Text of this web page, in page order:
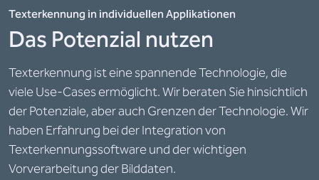
Texterkennung in individuellen Applikationen
Das Potenzial nutzen
Texterkennung ist eine spannende Technologie, die
viele Use-Cases ermöglicht. Wir beraten Sie hinsichtlich
der Potenziale, aber auch Grenzen der Technologie. Wir
haben Erfahrung bei der Integration von
Texterkennungssoftware und der wichtigen
Vorverarbeitung der Bilddaten.